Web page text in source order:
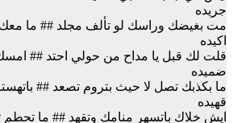
جريده
مت بغيضك وراسك لو تألف مجلد ## ما
اكيده
قلت لك قبل يا مداح من حولي احتد ## امسك
ضميده
ما بكذبك تصل لا حيث بتروم تصعد ##
قهيده
ايش خلاك باتسهر منامك وتقهد ## ما تحطم